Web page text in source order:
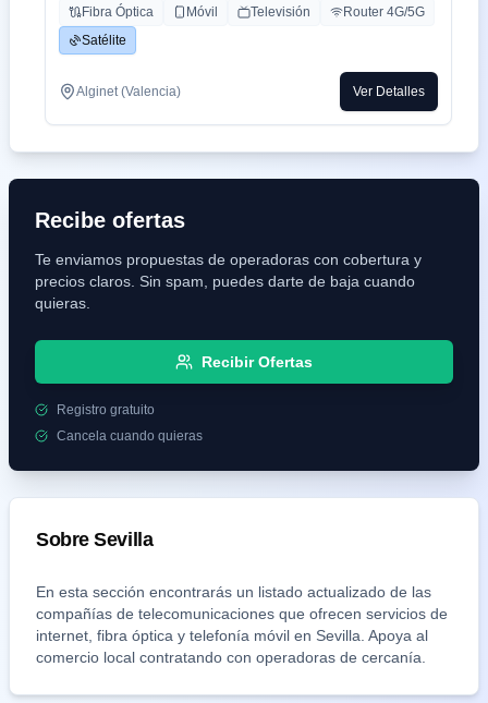
Fibra Óptica Móvil Televisión
Router 4G/5G
Satélite
Alginet (Valencia) Ver Detalles
Recibe ofertas
Te enviamos propuestas de operadoras con cobertura y
precios claros. Sin spam, puedes darte de baja cuando
quieras.
Recibir Ofertas
Registro gratuito
Cancela cuando quieras
SobreSevilla
En esta sección encontrarás un listado actualizado de las
compañías de telecomunicaciones que ofrecen servicios de
internet, fibra óptica y telefonía móvil en Sevilla . Apoya al
comercio local contratando con operadoras de cercanía.